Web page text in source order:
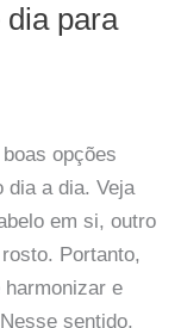
para
opções
dia a dia. Veja
em si, outro
Portanto,
harmonizar e
sentido,